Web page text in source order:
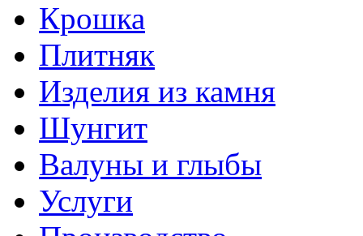
Крошка
Плитняк
Изделия из камня
Шунгит
Валуны и глыбы
Услуги